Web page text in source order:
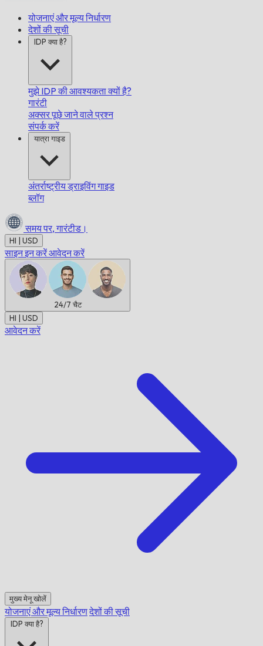
योजनाएं और मूल्य निर्धारण
देशों की सूची
IDP क्या है?
मुझे IDP की आवश्यकता क्यों है?
गारंटी
अक्सर पूछे जाने वाले प्रश्न
संपर्क करें
यात्रा गाइड
अंतर्राष्ट्रीय ड्राइविंग गाइड
ब्लॉग
समय पर, गारंटीड।
HI | USD
साइन इन करेंआवेदन करें
24/7 चैट
HI | USD
आवेदन करें
मुख्य मेनू खोलें
योजनाएं और मूल्य निर्धारणदेशों की सूची
IDP क्या है?